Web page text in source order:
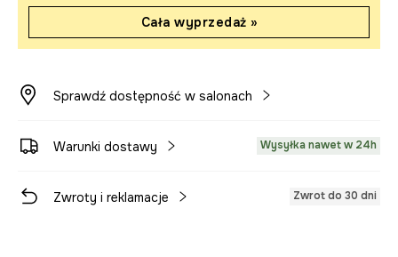
Cała wyprzedaż »
Sprawdź dostępność w salonach
Warunki dostawy Wysyłka nawet w 24h
Zwroty i reklamacje Zwrot do 30 dni